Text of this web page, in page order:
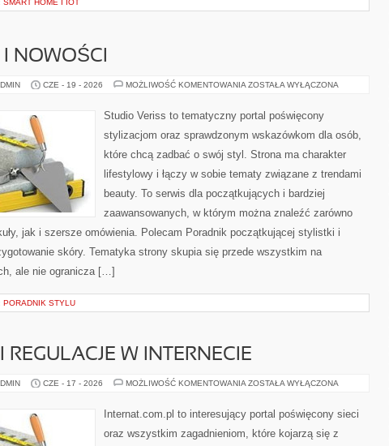
SMART HOME I IOT
I NOWOŚCI
CZE - 19 - 2026 MOŻLIWOŚĆ KOMENTOWANIA TRENDY
ZOSTAŁA WYŁĄCZONA
Studio Veriss to tematyczny portal poświęcony
stylizacjom oraz sprawdzonym wskazówkom dla osób,
które chcą zadbać o swój styl. Strona ma charakter
lifestylowy i łączy w sobie tematy związane z trendami
beauty. To serwis dla początkujących i bardziej
zaawansowanych, w którym można znaleźć zarówno
jak i szersze omówienia. Polecam Poradnik początkującej stylistki i
skóry. Tematyka strony skupia się przede wszystkim na
ale nie ogranicza […]
PORADNIK STYLU
REGULACJE W INTERNECIE
CZE - 17 - 2026 MOŻLIWOŚĆ KOMENTOWANIA PRAWO
INTERNECIE
ZOSTAŁA WYŁĄCZONA
Internat.com.pl to interesujący portal poświęcony sieci
oraz wszystkim zagadnieniom, które kojarzą się z